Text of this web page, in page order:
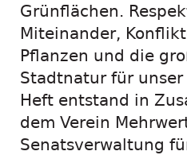
Grünflächen.
Miteinander,
Pflanzen und die
Stadtnatur für
Heft entstand in
dem Verein
Senatsverwaltung